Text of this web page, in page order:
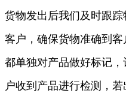
货物发出后我们及时跟
客户，确保货物准确到
都单独对产品做好标记
户收到产品进行检测，